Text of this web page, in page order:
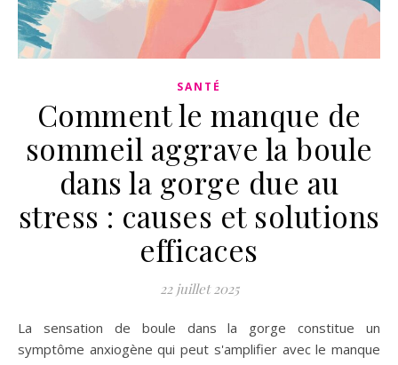
SANTÉ
Comment le manque de
sommeil aggrave la boule
dans la gorge due au
stress : causes et solutions
efficaces
22 juillet 2025
La sensation de boule dans la gorge constitue un
symptôme anxiogène qui peut s'amplifier avec le manque